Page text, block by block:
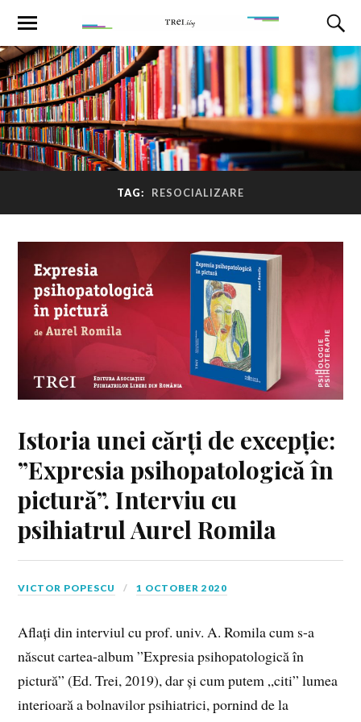
TAG: RESOCIALIZARE
Istoria unei cărți de excepție:
”Expresia psihopatologică în
pictură”. Interviu cu
psihiatrul Aurel Romila
VICTOR POPESCU 1 OCTOBER 2020
Aflați din interviul cu prof. univ. A. Romila cum s-a
născut cartea-album ”Expresia psihopatologică în
pictură” (Ed. Trei, 2019), dar și cum putem „citi” lumea
interioară a bolnavilor psihiatrici, pornind de la